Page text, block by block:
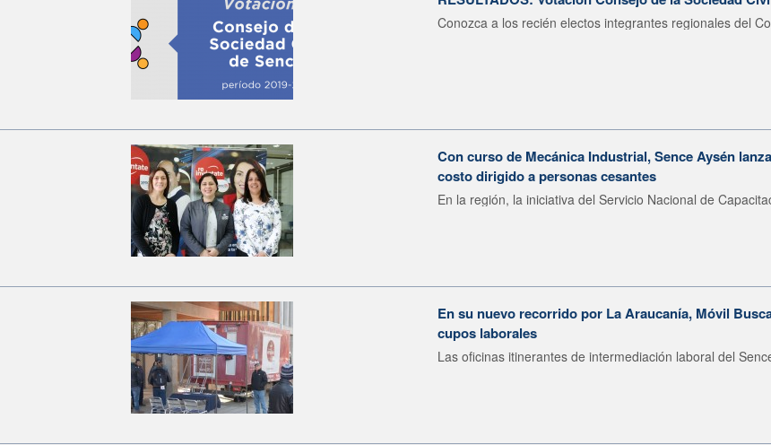
Conozca a los recién electos integrantes regionales del
Con curso de Mecánica Industrial, Sence Aysén
costo dirigido a personas cesantes
En la región, la iniciativa del Servicio Nacional de
En su nuevo recorrido por La Araucanía, Móvil
cupos laborales
Las oficinas itinerantes de intermediación laboral del